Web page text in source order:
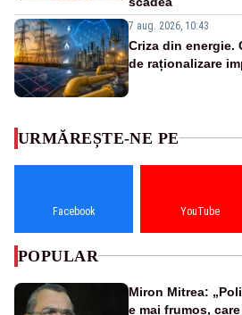
7 aug. 2026, 10:43
Criza din energie.
de raționalizare
URMĂREȘTE-NE PE
Facebook YouTube
POPULAR
Miron Mitrea:
e mai frumos,